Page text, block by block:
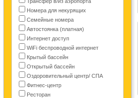
Номера для некурящих
Семейные номера
Автостоянка (платная)
Интернет доступ
WiFi беспроводной интернет
Крытый бассейн
Открытый бассейн
Оздоровительный центр/ СПА
Фитнес-центр
Ресторан